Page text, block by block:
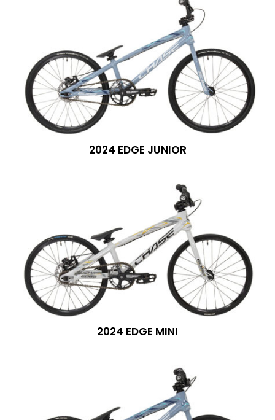
2024 EDGE JUNIOR
2024 EDGE MINI